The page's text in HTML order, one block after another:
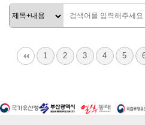
1 2 3 4 5